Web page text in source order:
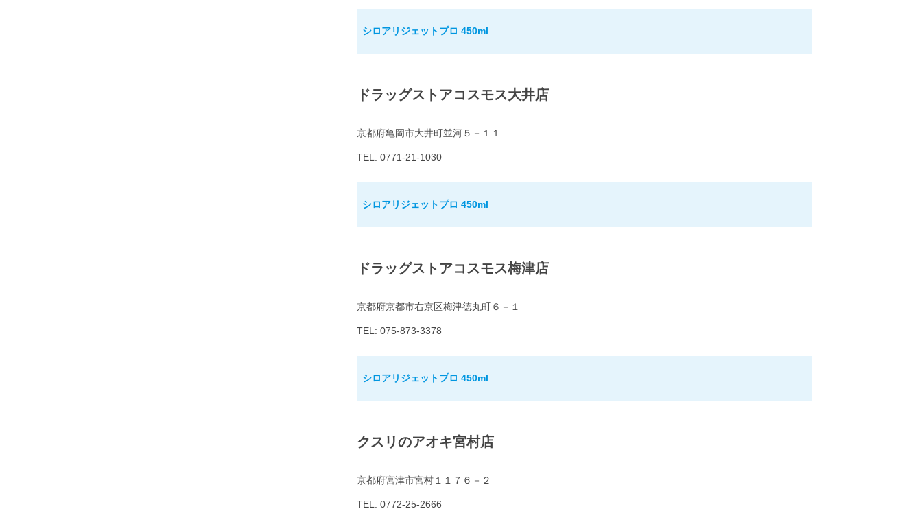
シロアリジェットプロ 450ml
ドラッグストアコスモス大井店
京都府亀岡市大井町並河５－１１
TEL: 0771-21-1030
シロアリジェットプロ 450ml
ドラッグストアコスモス梅津店
京都府京都市右京区梅津徳丸町６－１
TEL: 075-873-3378
シロアリジェットプロ 450ml
クスリのアオキ宮村店
京都府宮津市宮村１１７６－２
TEL: 0772-25-2666